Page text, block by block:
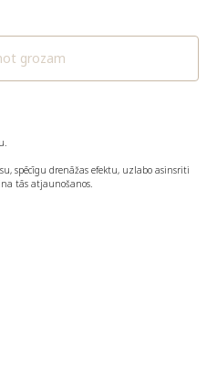
grozam
spēcīgu drenāžas efektu, uzlabo asinsriti
tās atjaunošanos.